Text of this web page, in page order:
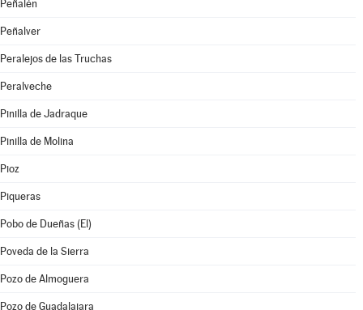
Peñalén
Peñalver
Peralejos de las Truchas
Peralveche
Pinilla de Jadraque
Pinilla de Molina
Pioz
Piqueras
Pobo de Dueñas (El)
Poveda de la Sierra
Pozo de Almoguera
Pozo de Guadalajara